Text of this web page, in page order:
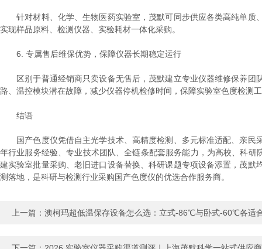
针对材料、化学、生物医药实验室，茂默可同步供应各类高纯单质
实现样品原料、检测仪器、实验耗材一体化采购。
6. 专属售后维保优势，保障仪器长期稳定运行
区别于普通经销商只卖设备无售后，茂默建立专业仪器维修保养团
路、温控模块潜在故障，减少仪器停机检修时间，保障实验室色度检测
结语
国产色度仪凭借自主光学技术、高精度检测、多元标准适配、亲民
年行业服务经验、专业技术团队、全链条配套服务能力，为高校、科
建实验室批量采购、老旧进口设备替换、科研课题专项设备添置，茂
测落地，是科研与检测行业采购国产色度仪的优选合作服务商。
上一篇： 澳柯玛超低温保存设备怎么选：立式-86℃与卧式-60℃各适